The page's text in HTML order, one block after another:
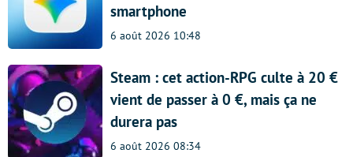
smartphone
6 août 2026 10:48
Steam : cet action-RPG culte à 20 €
vient de passer à 0 €, mais ça ne
durera pas
6 août 2026 08:34